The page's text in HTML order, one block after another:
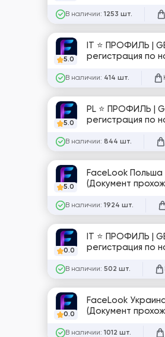
В наличии: 1253 шт.
5.0
IT ⭐️ ПРОФИЛЬ | GEO: Италия | ✅ друзья 0–50+ | 3–8 фото | частично
В наличии: 414 шт.
5.0
PL ⭐️ ПРОФИЛЬ |
регистрация по
В наличии: 844 шт.
5.0
FaceLook Польша - Аккаунт с
В наличии: 1924 шт.
0.0
IT ⭐️ ПРОФИЛЬ |
регистрация по
В наличии: 502 шт.
0.0
FaceLook Украина - Аккаунт с
В наличии: 1012 шт.